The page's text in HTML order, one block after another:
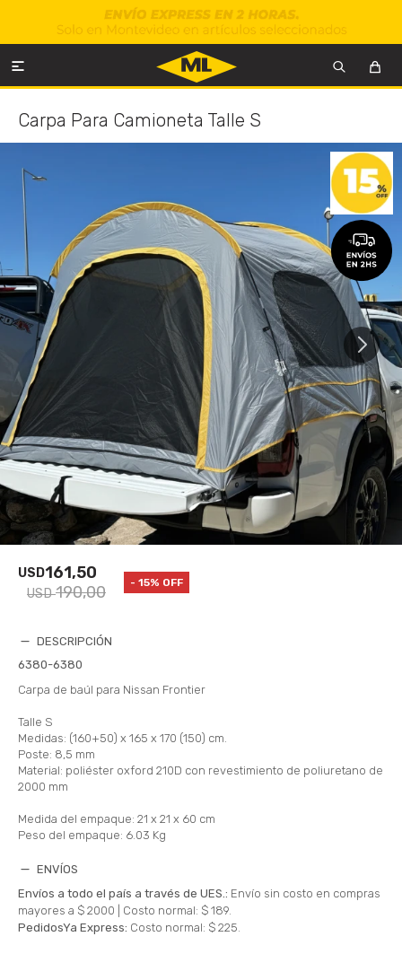

Carpa Para Camioneta Talle S
USD161,50
USD 190,00 15
DESCRIPCIÓN
6380-6380
Carpa de baúl para Nissan Frontier
Talle S
Medidas: (160+50) x 165 x 170 (150) cm.
Poste: 8,5 mm
Material: poliéster oxford 210D con revestimiento de poliuretano de
2000 mm
Medida del empaque: 21 x 21 x 60 cm
Peso del empaque: 6.03 Kg
ENVÍOS
Envíos a todo el país a través de UES.: Envío sin costo en compras
mayores a $ 2000 | Costo normal: $ 189.
PedidosYa Express: Costo normal: $ 225.